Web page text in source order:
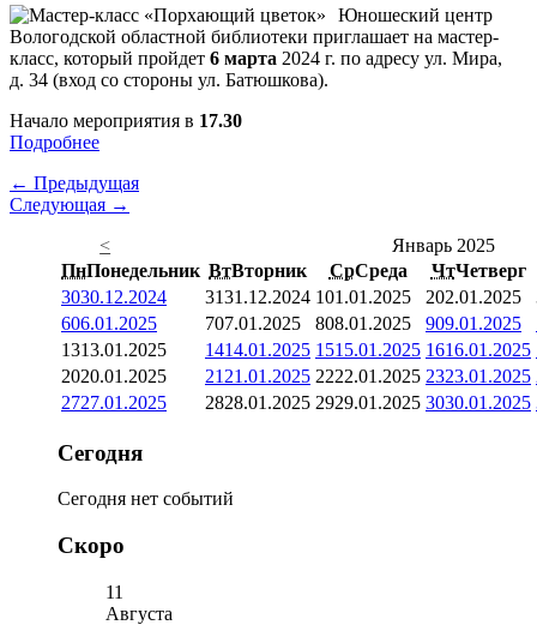
Юношеский центр
Вологодской областной библиотеки приглашает на мастер-
класс, который пройдет 6 марта 2024 г. по адресу ул. Мира,
д. 34 (вход со стороны ул. Батюшкова).
Начало мероприятия в 17.30
Подробнее
← Предыдущая
Следующая →
<
Январь 2025
ПнПонедельник ВтВторник СрСреда ЧтЧетверг
3030.12.2024 3131.12.2024 101.01.2025 202.01.2025
606.01.2025 707.01.2025 808.01.2025 909.01.2025
1313.01.2025 1414.01.2025 1515.01.2025 1616.01.2025
2020.01.2025 21 21.01.2025 2222.01.2025 2323.01.2025
2727.01.2025 2828.01.2025 2929.01.2025 3030.01.2025
Сегодня
Сегодня нет событий
Скоро
11
Августа